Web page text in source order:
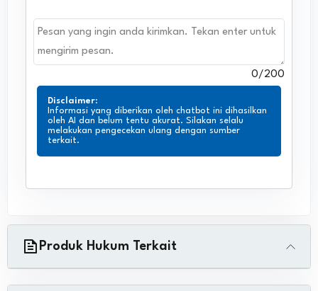
0/200
Disclaimer:
Informasi yang diberikan oleh chatbot ini dihasilkan
oleh AI dan belum tentu akurat. Silakan selalu
melakukan pengecekan ulang dengan sumber
terkait.
Produk Hukum Terkait